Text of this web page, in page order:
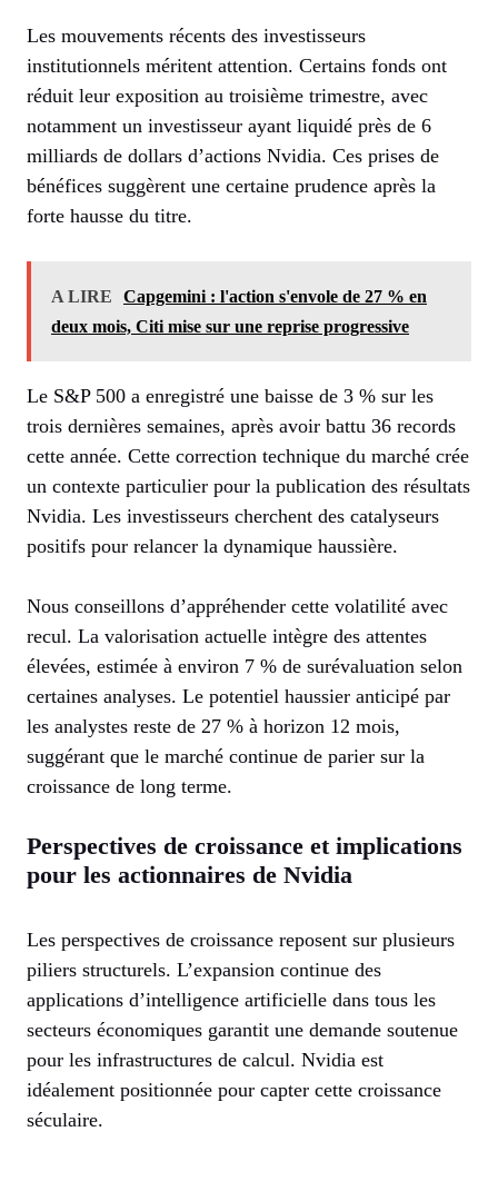
Les mouvements récents des investisseurs
institutionnels méritent attention. Certains fonds ont
réduit leur exposition au troisième trimestre, avec
notamment un investisseur ayant liquidé près de 6
milliards de dollars d’actions Nvidia. Ces prises de
bénéfices suggèrent une certaine prudence après la
forte hausse du titre.
A LIRE
Capgemini : l'action s'envole de 27 % en
deux mois, Citi mise sur une reprise progressive
Le S&P 500 a enregistré une baisse de 3 % sur les
trois dernières semaines, après avoir battu 36 records
cette année. Cette correction technique du marché crée
un contexte particulier pour la publication des résultats
Nvidia. Les investisseurs cherchent des catalyseurs
positifs pour relancer la dynamique haussière.
Nous conseillons d’appréhender cette volatilité avec
recul. La valorisation actuelle intègre des attentes
élevées, estimée à environ 7 % de surévaluation selon
certaines analyses. Le potentiel haussier anticipé par
les analystes reste de 27 % à horizon 12 mois,
suggérant que le marché continue de parier sur la
croissance de long terme.
Perspectives de croissance et implications
pour les actionnaires de Nvidia
Les perspectives de croissance reposent sur plusieurs
piliers structurels. L’expansion continue des
applications d’intelligence artificielle dans tous les
secteurs économiques garantit une demande soutenue
pour les infrastructures de calcul. Nvidia est
idéalement positionnée pour capter cette croissance
séculaire.